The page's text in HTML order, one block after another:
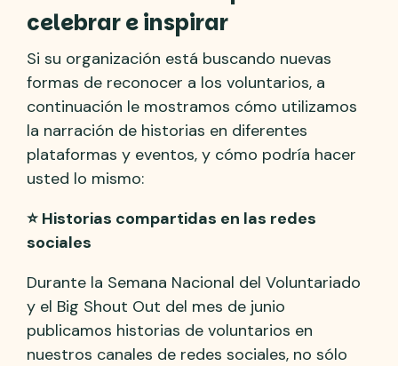
celebrar e inspirar
Si su organización está buscando nuevas
formas de reconocer a los voluntarios, a
continuación le mostramos cómo utilizamos
la narración de historias en diferentes
plataformas y eventos, y cómo podría hacer
usted lo mismo:
⭐ Historias compartidas en las redes
sociales
Durante la Semana Nacional del Voluntariado
y el Big Shout Out del mes de junio
publicamos historias de voluntarios en
nuestros canales de redes sociales, no sólo